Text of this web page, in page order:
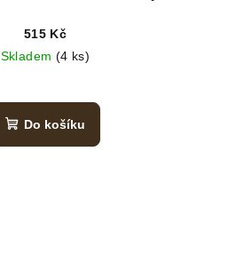
515 Kč
Skladem (4 ks)
Do košíku